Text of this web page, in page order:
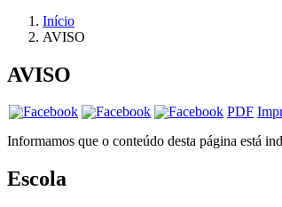
Início
AVISO
AVISO
PDF
Informamos que o conteúdo desta página está
Escola